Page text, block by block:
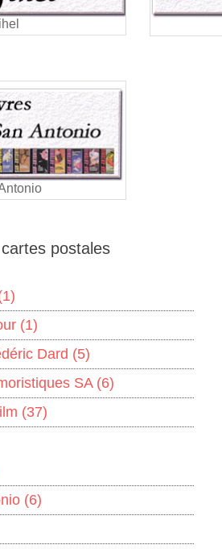
postales
(1)
Dard (5)
SA (6)
(37)
(6)